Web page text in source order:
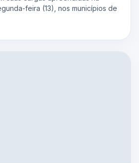
feira (13), nos municípios de